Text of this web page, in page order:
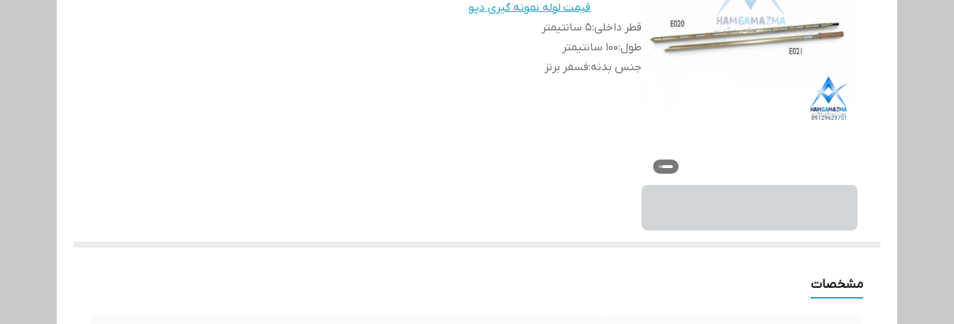
قیمت لوله نمونه گیری دپو
قطر داخلی:5 سانتیمتر
طول:100 سانتیمتر
جنس بدنه:فسفر برنز
مشخصات